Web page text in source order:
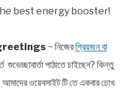
হল the best energy booster!
~ নিজেরপ্রিয়জন বা
শুভেচ্ছাবার্তা পাঠাতে চাইছেন? কিন্তু
ওয়েবসাইট টি তে একবার চোখ